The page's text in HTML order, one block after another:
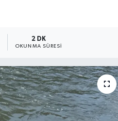
2 DK
OKUNMA SÜRESI